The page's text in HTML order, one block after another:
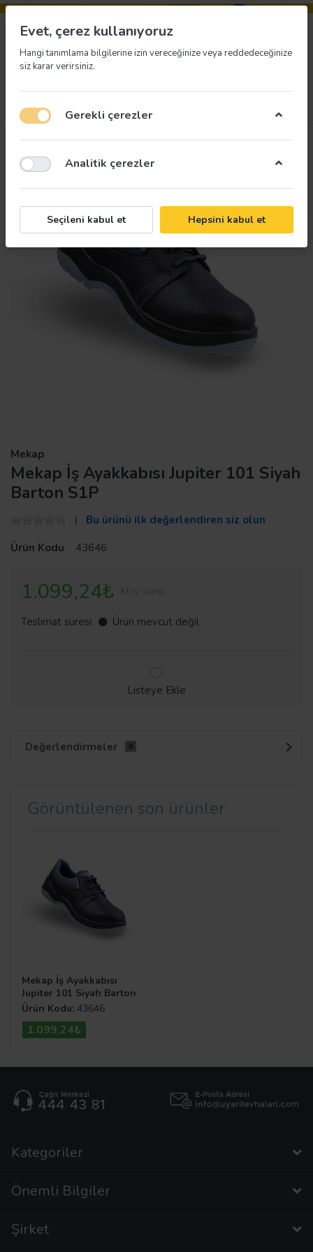
Mekap
Mekap İş Ayakkabısı Jupiter 101 Siyah
Barton S1P
Bu ürünü ilk değerlendiren siz olun
Ürün Kodu
43646
1.099,24₺
Teslimat süresi: Ürün mevcut değil
Listeye Ekle
Değerlendirmeler 0
Görüntülenen son ürünler
Mekap İş Ayakkabısı
Jupiter 101 Siyah Barton
S1P
Ürün Kodu: 43646
1.099,24₺
Kategoriler
Önemli Bilgiler
Şirket
Evet, çerez kullanıyoruz
Hangi tanımlama bilgilerine izin vereceğinize veya reddedeceğinize
siz karar verirsiniz.
Gerekli çerezler
Analitik çerezler
Seçileni kabul et Hepsini kabul et